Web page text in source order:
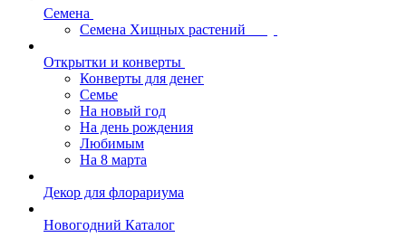
Семена
Семена Хищных растений
Открытки и конверты
Конверты для денег
Семье
На новый год
На день рождения
Любимым
На 8 марта
Декор для флорариума
Новогодний Каталог